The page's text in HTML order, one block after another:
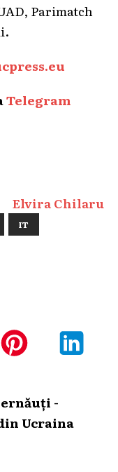
Parimatch
Telegram
Elvira Chilaru
IT
-
Ucraina